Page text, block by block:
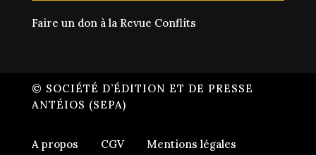
Faire un don à la Revue Conflits
© SOCIÉTÉ D’ÉDITION ET DE PRESSE
ANTÉIOS (SEPA)
A propos CGV
Mentions légales